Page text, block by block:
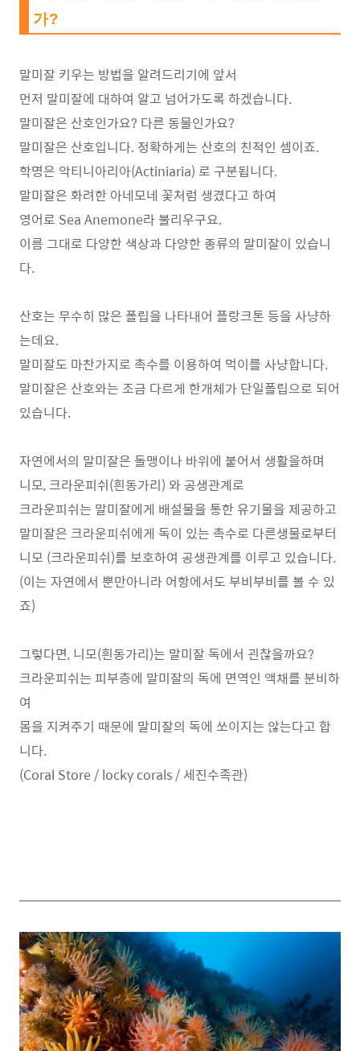
가?
말미잘 키우는 방법을 알려드리기에 앞서
먼저 말미잘에 대하여 알고 넘어가도록 하겠습니다.
말미잘은 산호인가요? 다른 동물인가요?
말미잘은 산호입니다. 정확하게는 산호의 친적인 셈이죠.
학명은 악티니아리아(Actiniaria) 로 구분됩니다.
말미잘은 화려한 아네모네 꽃처럼 생겼다고 하여
영어로 Sea Anemone라 불리우구요.
이름 그대로 다양한 색상과 다양한 종류의 말미잘이 있습니
다.
산호는 무수히 많은 폴립을 나타내어 플랑크톤 등을 사냥하
는데요.
말미잘도 마찬가지로 촉수를 이용하여 먹이를 사냥합니다.
말미잘은 산호와는 조금 다르게 한개체가 단일폴립으로 되어
있습니다.
자연에서의 말미잘은 돌맹이나 바위에 붙어서 생활을하며
니모, 크라운피쉬(흰동가리) 와 공생관계로
크라운피쉬는 말미잘에게 배설물을 통한 유기물을 제공하고
말미잘은 크라운피쉬에게 독이 있는 촉수로 다른생물로부터
니모 (크라운피쉬)를 보호하여 공생관계를 이루고 있습니다.
(이는 자연에서 뿐만아니라 어항에서도 부비부비를 볼 수 있
죠)
그렇다면, 니모(흰동가리)는 말미잘 독에서 괸찮을까요?
크라운피쉬는 피부층에 말미잘의 독에 면역인 액채를 분비하
여
몸을 지켜주기 때문에 말미잘의 독에 쏘이지는 않는다고 합
니다.
(Coral Store / locky corals / 세진수족관)